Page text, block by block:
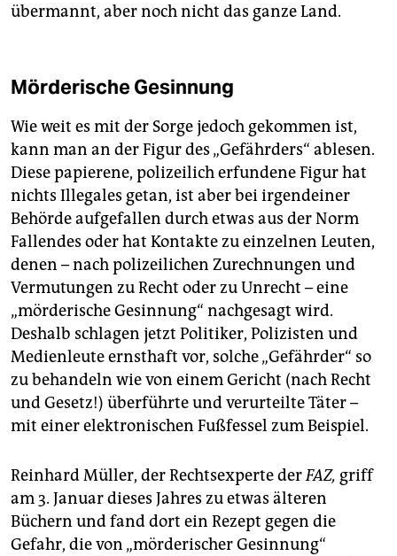
übermannt, aber noch nicht das ganze Land.
Mörderische Gesinnung
Wie weit es mit der Sorge jedoch gekommen ist,
kann man an der Figur des „Gefährders“ ablesen.
Diese papierene, polizeilich erfundene Figur hat
nichts Illegales getan, ist aber bei irgendeiner
Behörde aufgefallen durch etwas aus der Norm
Fallendes oder hat Kontakte zu einzelnen Leuten,
denen – nach polizeilichen Zurechnungen und
Vermutungen zu Recht oder zu Unrecht – eine
„mörderische Gesinnung“ nachgesagt wird.
Deshalb schlagen jetzt Politiker, Polizisten und
Medienleute ernsthaft vor, solche „Gefährder“ so
zu behandeln wie von einem Gericht (nach Recht
und Gesetz!) überführte und verurteilte Täter –
mit einer elektronischen Fußfessel zum Beispiel.
Reinhard Müller, der Rechtsexperte derFAZ, griff
am 3. Januar dieses Jahres zu etwas älteren
Büchern und fand dort ein Rezept gegen die
Gefahr, die von „mörderischer Gesinnung“